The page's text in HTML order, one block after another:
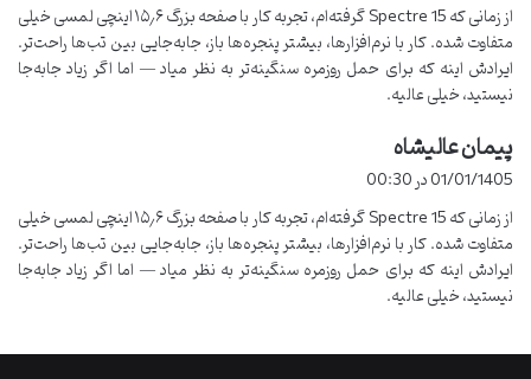
:
از زمانی که Spectre 15 گرفته‌ام، تجربه کار با صفحه بزرگ ۱۵٫۶ اینچی لمسی خیلی
متفاوت شده. کار با نرم‌افزارها، بیشتر پنجره‌ها باز، جابه‌جایی بین تب‌ها راحت‌تر.
ایرادش اینه که برای حمل روزمره سنگینه‌تر به نظر میاد — اما اگر زیاد جابه‌جا
نیستید، خیلی عالیه.
پیمان عالیشاهف
:
01/01/1405 در 00:30
از زمانی که Spectre 15 گرفته‌ام، تجربه کار با صفحه بزرگ ۱۵٫۶ اینچی لمسی خیلی
متفاوت شده. کار با نرم‌افزارها، بیشتر پنجره‌ها باز، جابه‌جایی بین تب‌ها راحت‌تر.
ایرادش اینه که برای حمل روزمره سنگینه‌تر به نظر میاد — اما اگر زیاد جابه‌جا
نیستید، خیلی عالیه.